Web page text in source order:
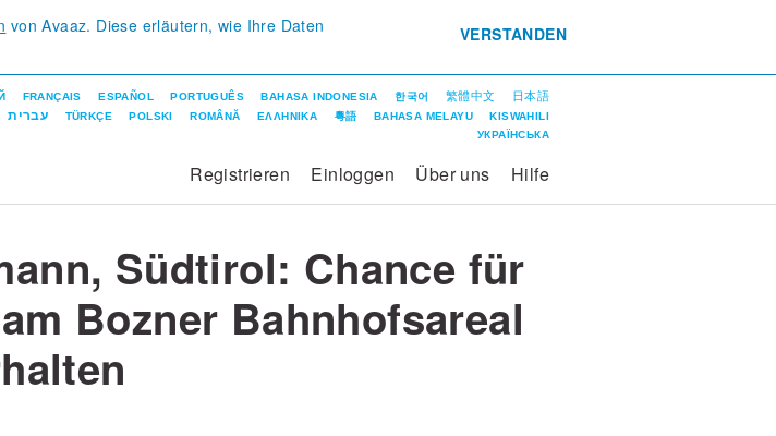
von Avaaz. Diese erläutern, wie Ihre Daten
VERSTANDEN
FRANÇAIS ESPAÑOL PORTUGUÊS BAHASA INDONESIA 한국어 繁體中文 日本語
עברית TÜRKÇE POLSKI ROMÂNĂ ΕΛΛΗΝΙΚΑ 粵語 BAHASA MELAYU
KISWAHILI
УКРАЇНСЬКА
Registrieren Einloggen Über uns Hilfe
Südtirol: Chance für
Bozner Bahnhofsareal